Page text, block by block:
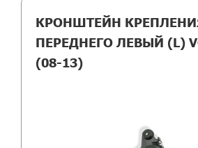
КРОНШТЕЙН
ПЕРЕДНЕГО ЛЕВЫЙ (L)
(08-13)